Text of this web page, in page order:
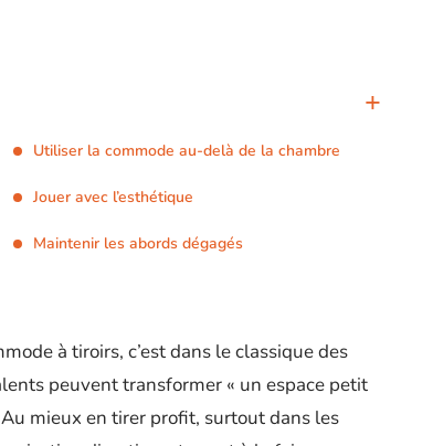
Utiliser la commode au-delà de la chambre
Jouer avec l’esthétique
Maintenir les abords dégagés
à tiroirs, c’est dans le classique des
peuvent transformer « un espace petit
mieux en tirer profit, surtout dans les